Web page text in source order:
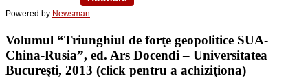
Powered by Newsman
Volumul “Triunghiul de forţe geopolitice SUA-
China-Rusia”, ed. Ars Docendi – Universitatea
Bucureşti, 2013 (click pentru a achiziţiona)